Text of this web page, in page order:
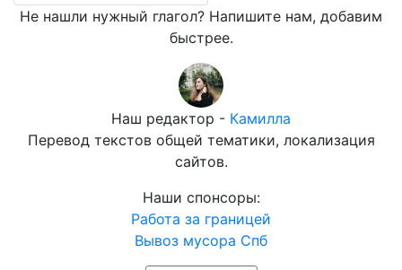
Не нашли нужный глагол? Напишите нам, добавим
быстрее.
Наш редактор - Камилла
Перевод текстов общей тематики, локализация
сайтов.
Наши спонсоры:
Работа за границей
Вывоз мусора Спб